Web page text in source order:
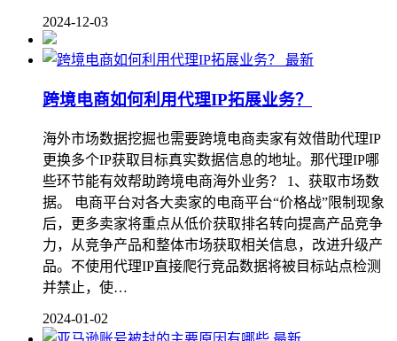
2024-12-03
最新
跨境电商如何利用代理IP拓展业务？
海外市场数据挖掘也需要跨境电商卖家有效借助代理IP
更换多个IP获取目标真实数据信息的地址。那代理IP哪
些环节能有效帮助跨境电商海外业务？ 1、获取市场数
据。 电商平台对各大卖家的电商平台“价格战”限制现象
后，更多卖家将重点从低价获取排名转向提高产品竞争
力，从竞争产品和整体市场获取相关信息，改进升级产
品。不使用代理IP直接爬行竞品数据将被目标站点检测
并禁止，使…
2024-01-02